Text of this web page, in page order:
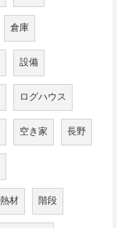
倉庫
設備
ログハウス
空き家 長野
材 階段